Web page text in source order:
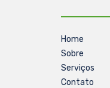
Home
Sobre
Serviços
Contato